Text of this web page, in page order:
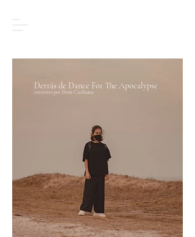
Detrás de Dance For The Apocalypse
entrevista por Denis Cardinaux